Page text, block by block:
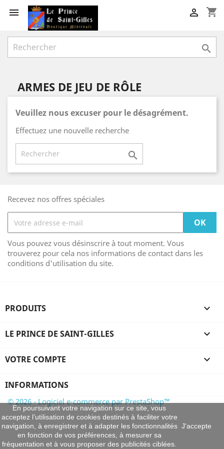
 shopping_cart


ARMES DE JEU DE RÔLE
Veuillez nous excuser pour le désagrément.
Effectuez une nouvelle recherche

Recevez nos offres spéciales
Vous pouvez vous désinscrire à tout moment. Vous
trouverez pour cela nos informations de contact dans les
conditions d'utilisation du site.
PRODUITS 
LE PRINCE DE SAINT-GILLES 
VOTRE COMPTE 
INFORMATIONS
En poursuivant votre navigation sur ce site, vous
acceptez l’utilisation de cookies destinés à faciliter votre
navigation, à enregistrer et à adapter les fonctionnalités
en fonction de vos préférences, à mesurer sa
fréquentation et à vous proposer des publicités ciblées.
J'accepte
© 2026 - Logiciel e-commerce par PrestaShop™